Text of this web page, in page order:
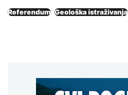
Referendum Geološka istraživanja